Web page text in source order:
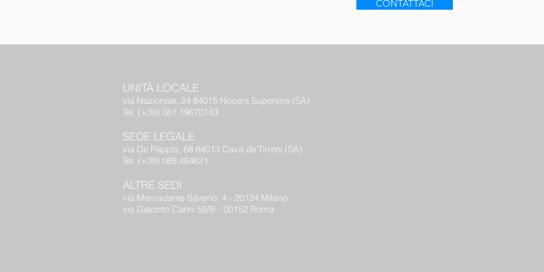
CONTATTACI
UNITÀ LOCALE
via Nazionale, 24 84015 Nocera Superiore (SA)
Tel. (+39) 081.19670143
SEDE LEGALE
via De Filippis, 68 84013 Cava de’Tirreni (SA)
Tel. (+39) 089.464621
ALTRE SEDI
via Mercadante Saverio, 4 - 20124 Milano
via Giacinto Carini 58/B - 00152 Roma